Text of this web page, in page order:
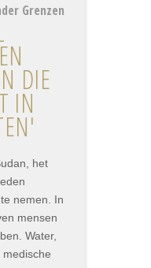
Grenzen
DIE
IN
het
nemen. In
mensen
Water,